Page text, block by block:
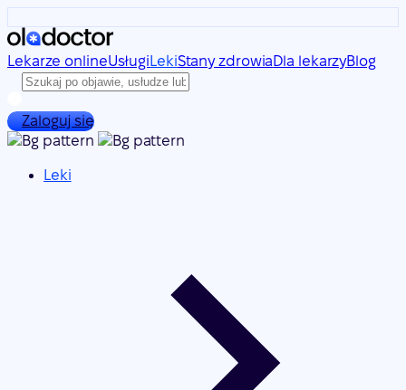
Lekarze onlineUsługi LekiStany zdrowiaDla lekarzyBlog
Zaloguj się
Leki